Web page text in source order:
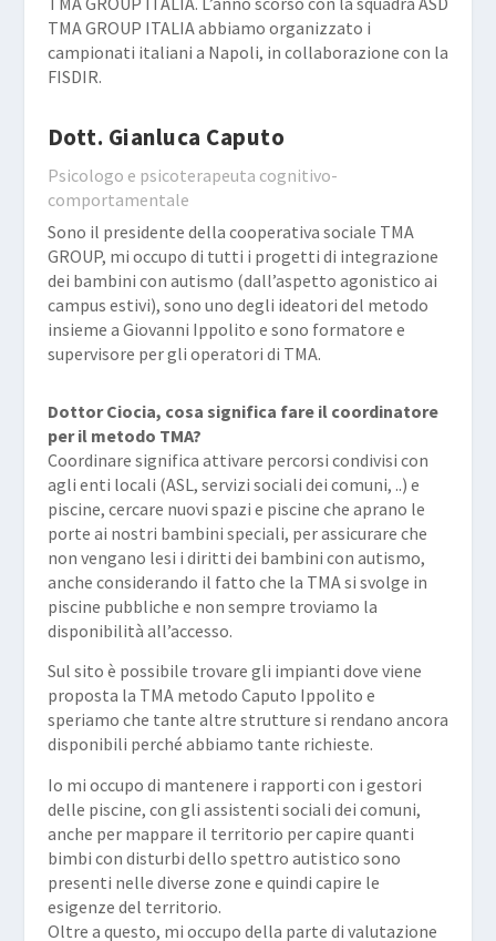
TMA GROUP ITALIA abbiamo organizzato i
campionati italiani a Napoli, in collaborazione con la
FISDIR.
Dott. Gianluca Caputo
Psicologo e psicoterapeuta cognitivo-
comportamentale
Sono il presidente della cooperativa sociale TMA
GROUP, mi occupo di tutti i progetti di integrazione
dei bambini con autismo (dall’aspetto agonistico ai
campus estivi), sono uno degli ideatori del metodo
insieme a Giovanni Ippolito e sono formatore e
supervisore per gli operatori di TMA.
Dottor Ciocia, cosa significa fare il coordinatore
per il metodo TMA?
Coordinare significa attivare percorsi condivisi con
agli enti locali (ASL, servizi sociali dei comuni, ..) e
piscine, cercare nuovi spazi e piscine che aprano le
porte ai nostri bambini speciali, per assicurare che
non vengano lesi i diritti dei bambini con autismo,
anche considerando il fatto che la TMA si svolge in
piscine pubbliche e non sempre troviamo la
disponibilità all’accesso.
Sul sito è possibile trovare gli impianti dove viene
proposta la TMA metodo Caputo Ippolito e
speriamo che tante altre strutture si rendano ancora
disponibili perché abbiamo tante richieste.
Io mi occupo di mantenere i rapporti con i gestori
delle piscine, con gli assistenti sociali dei comuni,
anche per mappare il territorio per capire quanti
bimbi con disturbi dello spettro autistico sono
presenti nelle diverse zone e quindi capire le
esigenze del territorio.
Oltre a questo, mi occupo della parte di valutazione